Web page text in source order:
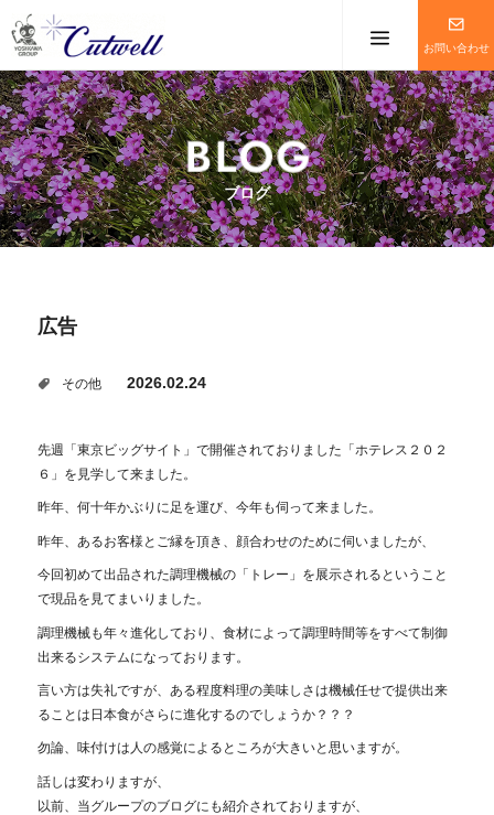
お問い合わせ
ブログ
広告
その他 2026.02.24
先週「東京ビッグサイト」で開催されておりました「ホテレス２０２
６」を見学して来ました。
昨年、何十年かぶりに足を運び、今年も伺って来ました。
昨年、あるお客様とご縁を頂き、顔合わせのために伺いましたが、
今回初めて出品された調理機械の「トレー」を展示されるということ
で現品を見てまいりました。
調理機械も年々進化しており、食材によって調理時間等をすべて制御
出来るシステムになっております。
言い方は失礼ですが、ある程度料理の美味しさは機械任せで提供出来
ることは日本食がさらに進化するのでしょうか？？？
勿論、味付けは人の感覚によるところが大きいと思いますが。
話しは変わりますが、
以前、当グループのブログにも紹介されておりますが、